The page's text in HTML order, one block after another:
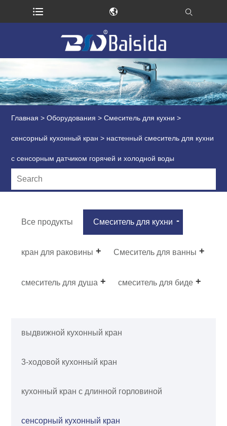
Главная > Оборудования >Смеситель для кухни >
сенсорный кухонный кран > настенный смеситель для кухни
с сенсорным датчиком горячей и холодной воды
Все продукты Смеситель для кухни
кран для раковины Смеситель для ванны
смеситель для душа смеситель для биде
выдвижной кухонный кран
3-ходовой кухонный кран
кухонный кран с длинной горловиной
сенсорный кухонный кран